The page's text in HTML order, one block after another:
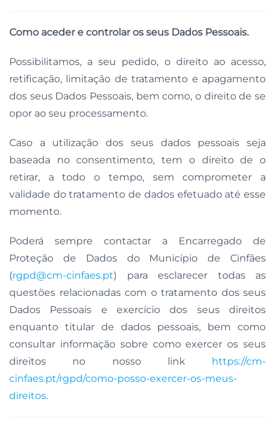
Como aceder e controlar os seus Dados Pessoais.
Possibilitamos, a seu pedido, o direito ao acesso,
retificação, limitação de tratamento e apagamento
dos seus Dados Pessoais, bem como, o direito de se
opor ao seu processamento.
Caso a utilização dos seus dados pessoais seja
baseada no consentimento, tem o direito de o
retirar, a todo o tempo, sem comprometer a
validade do tratamento de dados efetuado até esse
momento.
Poderá sempre contactar a Encarregado de
Proteção de Dados do Município de Cinfães
(rgpd@cm-cinfaes.pt) para esclarecer todas as
questões relacionadas com o tratamento dos seus
Dados Pessoais e exercício dos seus direitos
enquanto titular de dados pessoais, bem como
consultar informação sobre como exercer os seus
direitos no nosso link
https://cm-
cinfaes.pt/rgpd/como-posso-exercer-os-meus-
direitos.